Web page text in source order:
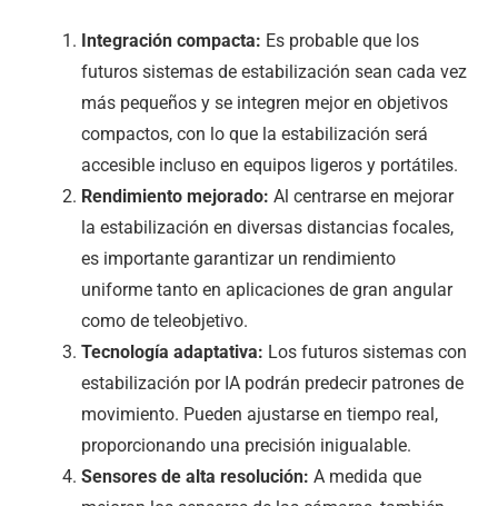
Integración compacta: Es probable que los
futuros sistemas de estabilización sean cada vez
más pequeños y se integren mejor en objetivos
compactos, con lo que la estabilización será
accesible incluso en equipos ligeros y portátiles.
Rendimiento mejorado: Al centrarse en mejorar
la estabilización en diversas distancias focales,
es importante garantizar un rendimiento
uniforme tanto en aplicaciones de gran angular
como de teleobjetivo.
Tecnología adaptativa: Los futuros sistemas con
estabilización por IA podrán predecir patrones de
movimiento. Pueden ajustarse en tiempo real,
proporcionando una precisión inigualable.
Sensores de alta resolución: A medida que